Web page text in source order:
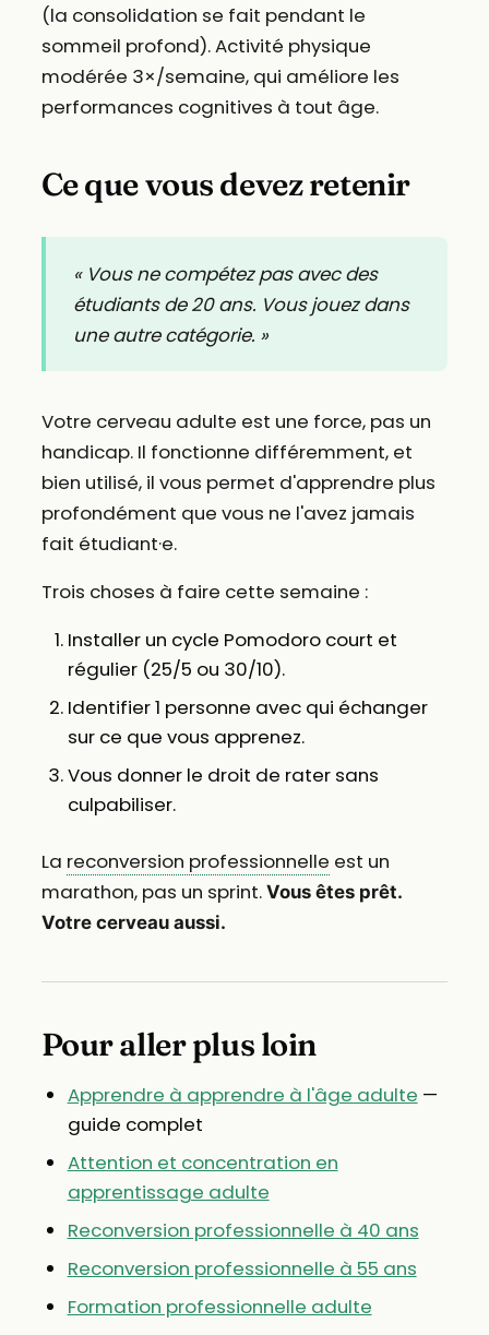
(la consolidation se fait pendant le
sommeil profond). Activité physique
modérée 3×/semaine, qui améliore les
performances cognitives à tout âge.
Ce que vous devez retenir
« Vous ne compétez pas avec des
étudiants de 20 ans. Vous jouez dans
une autre catégorie. »
Votre cerveau adulte est une force, pas un
handicap. Il fonctionne différemment, et
bien utilisé, il vous permet d'apprendre plus
profondément que vous ne l'avez jamais
fait étudiant·e.
Trois choses à faire cette semaine :
Installer un cycle Pomodoro court et
régulier (25/5 ou 30/10).
Identifier 1 personne avec qui échanger
sur ce que vous apprenez.
Vous donner le droit de rater sans
culpabiliser.
La reconversion professionnelle est un
marathon, pas un sprint. Vous êtes prêt.
Votre cerveau aussi.
Pour aller plus loin
Apprendre à apprendre à l'âge adulte —
guide complet
Attention et concentration en
apprentissage adulte
Reconversion professionnelle à 40 ans
Reconversion professionnelle à 55 ans
Formation professionnelle adulte